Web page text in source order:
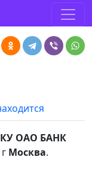
КУ ОАО БАНК
Москва.